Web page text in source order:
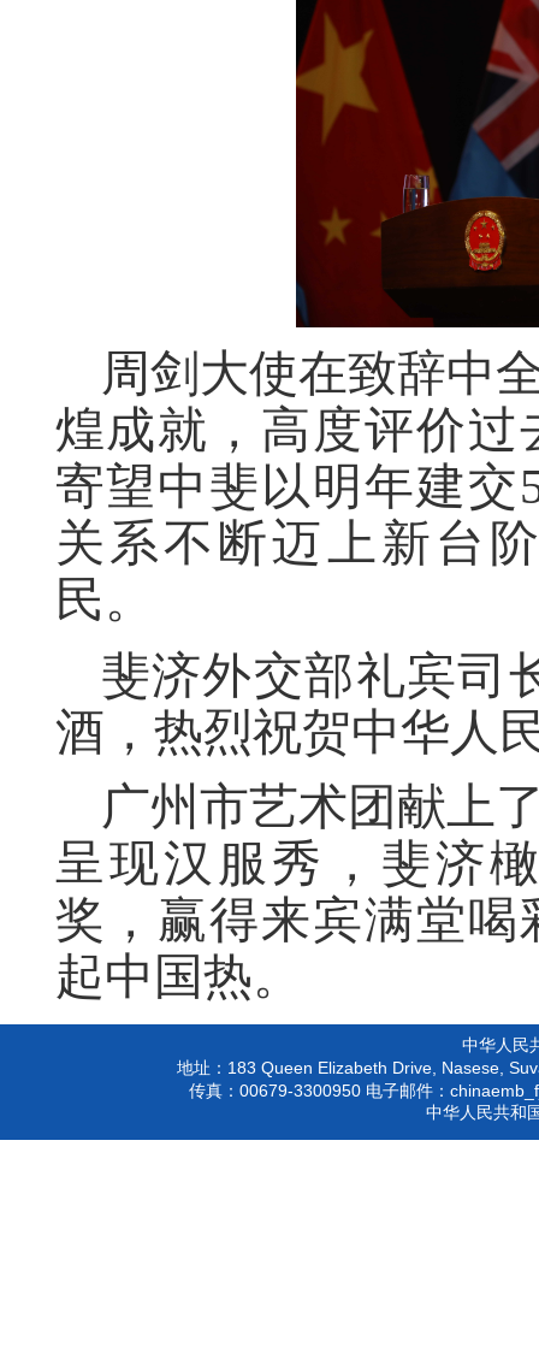
周剑大使在致辞中
煌成就，高度评价
寄望中斐以明年建交
关系不断迈上新台
民。
斐济外交部礼宾司
酒，热烈祝贺中华人
广州市艺术团献上
呈现汉服秀，斐济
奖，赢得来宾满堂
起中国热。
中华人民
地址： 183 Queen Elizabeth Drive, Nasese,
传真： 00679-3300950电子邮件：
中华人民共和